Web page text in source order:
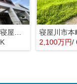
寝屋川市本
2,100万円/